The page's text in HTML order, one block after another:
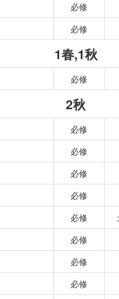
必修
必修
1春,1秋
必修
2秋
必修
必修
必修
必修
必修
必修
必修
必修